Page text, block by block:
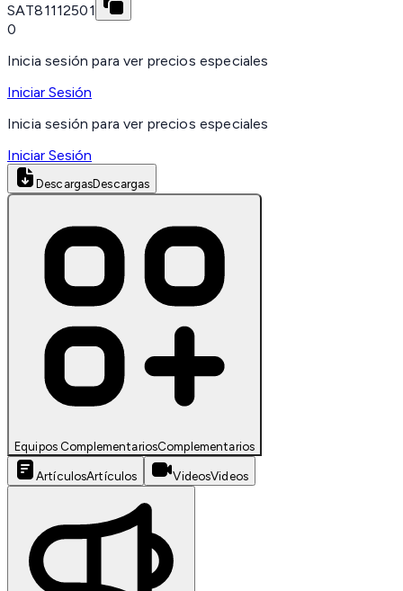
SAT81112501
0
Inicia sesión para ver precios especiales
Iniciar Sesión
Inicia sesión para ver precios especiales
Iniciar Sesión
DescargasDescargas
Equipos ComplementariosComplementarios
ArtículosArtículos VideosVideos